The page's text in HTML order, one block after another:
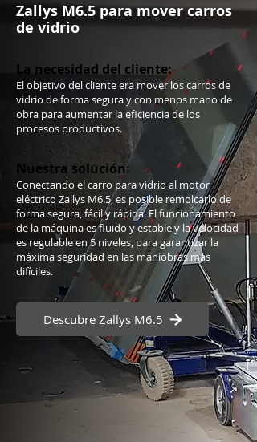
Zallys M6.5 para mover carros
de vidrio
La necesidad del cliente:
El objetivo del cliente era mover los carros de
vidrio de forma segura y con menos mano de
obra para aumentar la eficiencia de los
procesos productivos.
Nuestra solución:
Conectando el carro para vidrio al motor
eléctrico Zallys M6.5, es posible remolcarlo de
forma segura, fácil y rápida. El funcionamiento
de la máquina es fluido y estable y la velocidad
es regulable en 5 niveles, para garantizar la
máxima seguridad en las maniobras más
difíciles.
Descubre Zallys M6.5